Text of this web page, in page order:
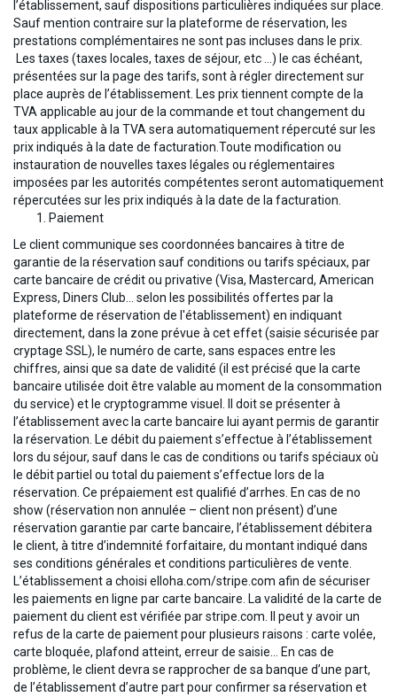
l’établissement, sauf dispositions particulières indiquées sur place.
Sauf mention contraire sur la plateforme de réservation, les
prestations complémentaires ne sont pas incluses dans le prix.
Les taxes (taxes locales, taxes de séjour, etc …) le cas échéant,
présentées sur la page des tarifs, sont à régler directement sur
place auprès de l’établissement. Les prix tiennent compte de la
TVA applicable au jour de la commande et tout changement du
taux applicable à la TVA sera automatiquement répercuté sur les
prix indiqués à la date de facturation.Toute modification ou
instauration de nouvelles taxes légales ou réglementaires
imposées par les autorités compétentes seront automatiquement
répercutées sur les prix indiqués à la date de la facturation.
Paiement
Le client communique ses coordonnées bancaires à titre de
garantie de la réservation sauf conditions ou tarifs spéciaux, par
carte bancaire de crédit ou privative (Visa, Mastercard, American
Express, Diners Club… selon les possibilités offertes par la
plateforme de réservation de l'établissement) en indiquant
directement, dans la zone prévue à cet effet (saisie sécurisée par
cryptage SSL), le numéro de carte, sans espaces entre les
chiffres, ainsi que sa date de validité (il est précisé que la carte
bancaire utilisée doit être valable au moment de la consommation
du service) et le cryptogramme visuel. Il doit se présenter à
l’établissement avec la carte bancaire lui ayant permis de garantir
la réservation. Le débit du paiement s’effectue à l’établissement
lors du séjour, sauf dans le cas de conditions ou tarifs spéciaux où
le débit partiel ou total du paiement s’effectue lors de la
réservation. Ce prépaiement est qualifié d’arrhes. En cas de no
show (réservation non annulée – client non présent) d’une
réservation garantie par carte bancaire, l’établissement débitera
le client, à titre d’indemnité forfaitaire, du montant indiqué dans
ses conditions générales et conditions particulières de vente.
L’établissement a choisi elloha.com/stripe.com afin de sécuriser
les paiements en ligne par carte bancaire. La validité de la carte de
paiement du client est vérifiée par stripe.com. Il peut y avoir un
refus de la carte de paiement pour plusieurs raisons : carte volée,
carte bloquée, plafond atteint, erreur de saisie… En cas de
problème, le client devra se rapprocher de sa banque d’une part,
de l’établissement d’autre part pour confirmer sa réservation et